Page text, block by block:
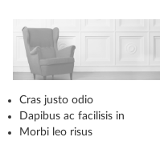
Cras justo odio
Dapibus ac facilisis in
Morbi leo risus